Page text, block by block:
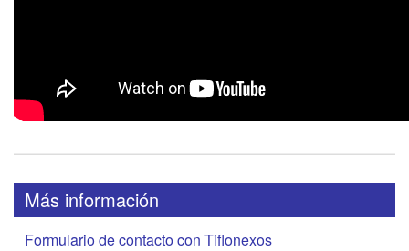
Más información
Formulario de contacto con Tiflonexos